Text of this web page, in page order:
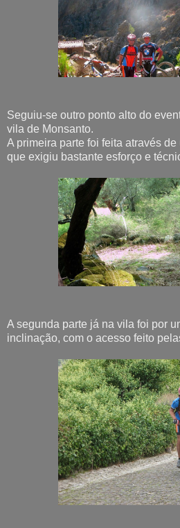
Seguiu-se outro ponto alto do
vila de Monsanto.
A primeira parte foi feita através
que exigiu bastante esforço e
A segunda parte já na vila foi por
inclinação, com o acesso feito